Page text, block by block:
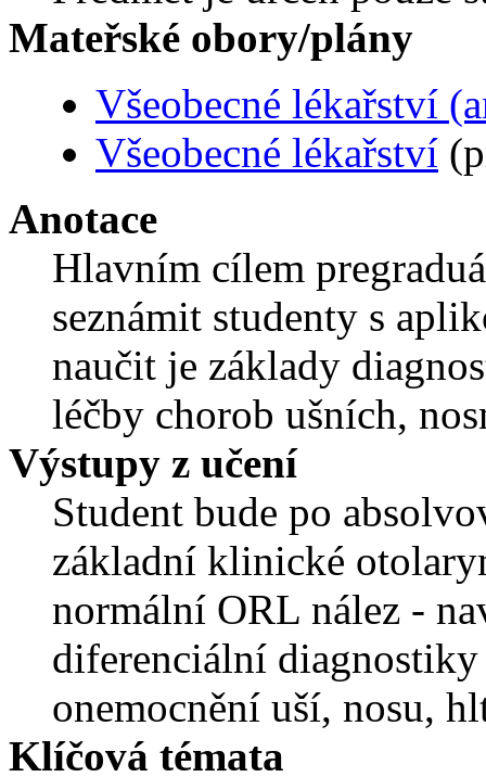
Mateřské obory/plány
Všeobecné lékařství
Všeobecné lékařství
Anotace
Hlavním cílem
seznámit studenty s
naučit je základy
léčby chorob ušních,
Výstupy z učení
Student bude po
základní klinické
normální ORL nález -
diferenciální
onemocnění uší, nosu,
Klíčová témata